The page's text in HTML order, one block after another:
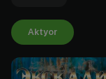
Aktyor